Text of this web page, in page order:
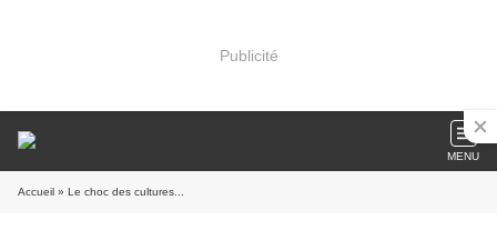
Publicité
MENU
Accueil » Le choc des cultures...